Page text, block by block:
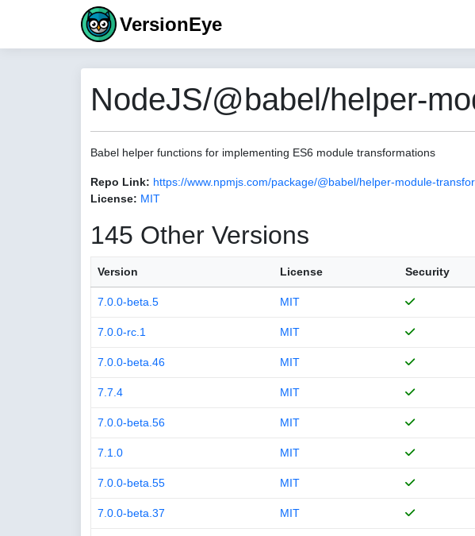
VersionEye
NodeJS/@babel/helper-
Babel helper functions for implementing ES6 module transformations
Repo Link: https://www.npmjs.com/package/@babel/helper-module-
License: MIT
145 Other Versions
Version License Security
7.0.0-beta.5 MIT
7.0.0-rc.1 MIT
7.0.0-beta.46 MIT
7.7.4 MIT
7.0.0-beta.56 MIT
7.1.0 MIT
7.0.0-beta.55 MIT
7.0.0-beta.37 MIT